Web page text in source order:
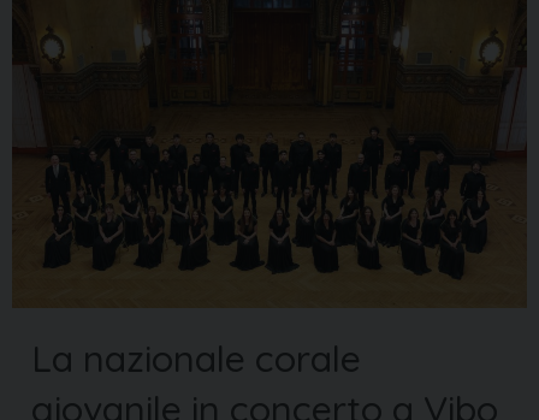
La nazionale corale
giovanile in concerto a Vibo